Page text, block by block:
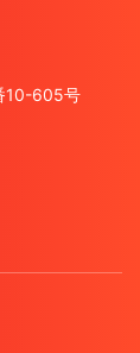
10-605号